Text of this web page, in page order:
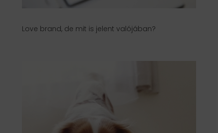
Love brand, de mit is jelent valójában?